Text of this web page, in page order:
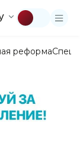
реформа